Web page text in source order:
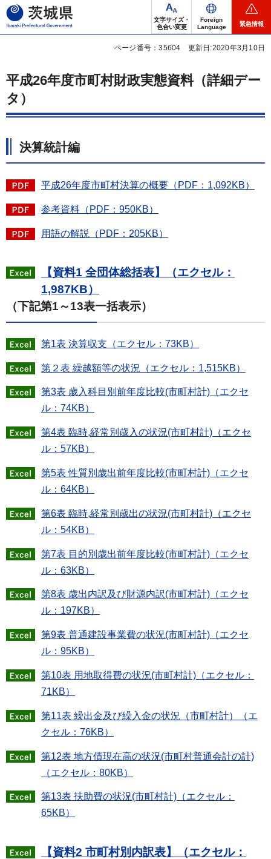
茨城県
文字サイズ・
色合い変更
Foreign
Language
緊急情報
ページ番号：35604 更新日:2020年3月10日
平成26年度市町村財政実態資料（詳細デー
タ）
決算統計編
平成26年度市町村決算の概要（PDF：1,092KB）
参考資料（PDF：950KB）
用語の解説（PDF：205KB）
【資料1 全団体総括表】（エクセル：
1,987KB）
（下記第1～13表一括表示）
第1表 決算収支（エクセル：73KB）
第２表 繰越額等の状況（エクセル：1,515KB）
第3表 歳入科目別前年度比較(市町村計)（エクセ
ル：74KB）
第4表 臨時,経常別歳入の状況(市町村計)（エクセ
ル：57KB）
第5表 性質別歳出前年度比較(市町村計)（エクセ
ル：64KB）
第6表 臨時,経常別歳出の状況(市町村計)（エクセ
ル：54KB）
第7表 目的別歳出前年度比較(市町村計)（エクセ
ル：63KB）
第8表 歳出内訳及び財源内訳(市町村計)（エクセ
ル：197KB）
第9表 普通建設事業費の状況(市町村計)（エクセ
ル：95KB）
第10表 用地取得費の状況(市町村計)（エクセル：
71KB）
第11表 繰出金及び繰入金の状況（市町村計）（エ
クセル：76KB）
第12表 地方債現在高の状況(市町村普通会計の計)
（エクセル：80KB）
第13表 扶助費の状況(市町村計)（エクセル：
65KB）
【資料2 市町村別内訳表】（エクセル：